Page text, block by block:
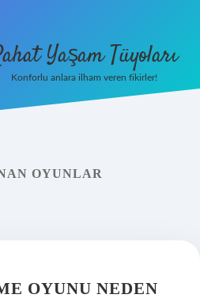
Yaşam Tüyoları
Konforlu anlara ilham veren fikirler!
OYUNLAR
OYUNU NEDEN